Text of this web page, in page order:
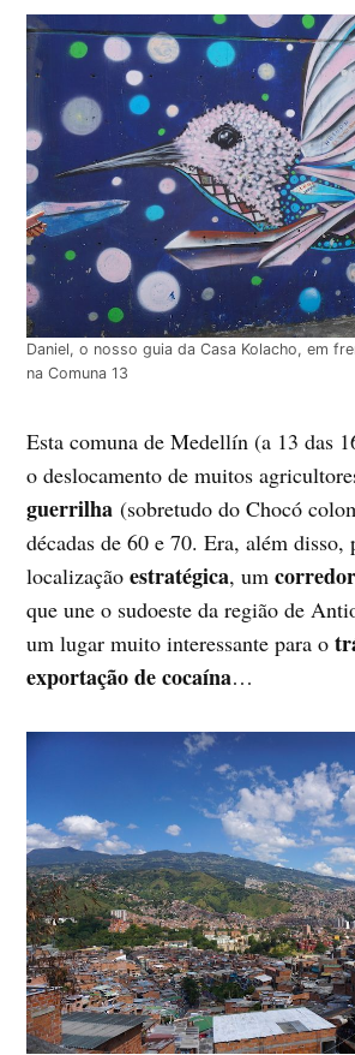
Daniel, o nosso guia da Casa Kolacho, em
na Comuna 13
Esta comuna de Medellín (a 13 das
o deslocamento de muitos
guerrilha (sobretudo do Chocó
décadas de 60 e 70. Era, além disso,
localizaçãoestratégica, um
que une o sudoeste da região de
um lugar muito interessante para o
exportação de cocaína…